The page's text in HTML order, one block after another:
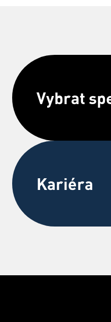
Vybrat
Kariéra